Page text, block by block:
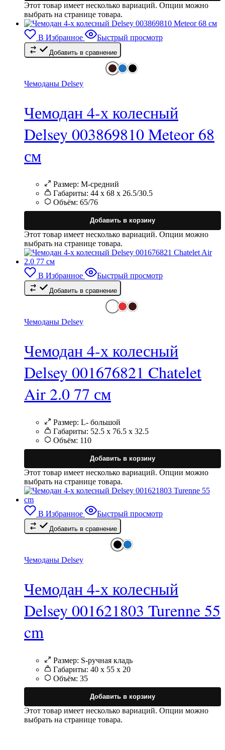
Этот товар имеет несколько вариаций. Опции можно
выбрать на странице товара.
В Избранное Быстрый просмотр
Добавить в сравнение
Чемоданы Delsey
Чемодан 4-х колесный
Delsey 003869810 Meteor 68
см
Размер: M-средний
Габариты: 44 х 68 х 26.5/30.5
Объём: 65/76
Добавить в корзину
Этот товар имеет несколько вариаций. Опции можно
выбрать на странице товара.
В Избранное Быстрый просмотр
Добавить в сравнение
Чемоданы Delsey
Чемодан 4-х колесный
Delsey 001676821 Chatelet
Air 2.0 77 см
Размер: L- большой
Габариты: 52.5 х 76.5 х 32.5
Объём: 110
Добавить в корзину
Этот товар имеет несколько вариаций. Опции можно
выбрать на странице товара.
В Избранное Быстрый просмотр
Добавить в сравнение
Чемоданы Delsey
Чемодан 4-х колесный
Delsey 001621803 Turenne 55
cm
Размер: S-ручная кладь
Габариты: 40 х 55 х 20
Объём: 35
Добавить в корзину
Этот товар имеет несколько вариаций. Опции можно
выбрать на странице товара.